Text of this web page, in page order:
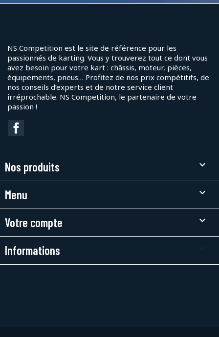
NS Competition est le site de référence pour les
passionnés de karting. Vous y trouverez tout ce dont vous
avez besoin pour votre kart : châssis, moteur, pièces,
équipements, pneus… Profitez de nos prix compétitifs, de
nos conseils d’experts et de notre service client
irréprochable. NS Competition, le partenaire de votre
passion !
Nos produits 
Menu 
Votre compte 
Informations